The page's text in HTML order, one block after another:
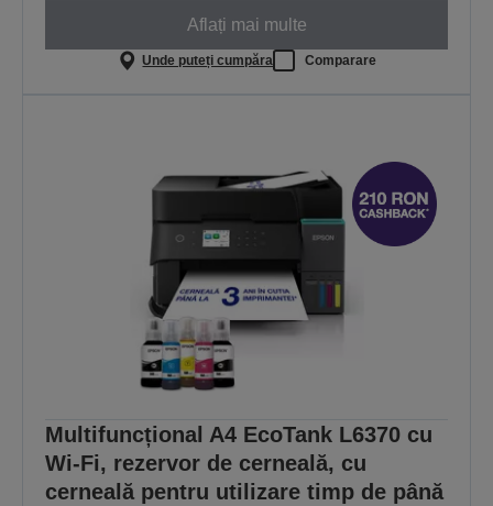
Aflați mai multe
Unde puteți cumpăra Comparare
Multifuncțional A4 EcoTank L6370 cu
Wi-Fi, rezervor de cerneală, cu
cerneală pentru utilizare timp de până